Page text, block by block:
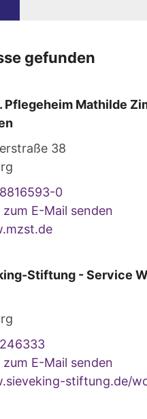
gefunden
Pflegeheim Mathilde
38
0
zum E-Mail senden
Stiftung - Service
zum E-Mail senden
stiftung.de/